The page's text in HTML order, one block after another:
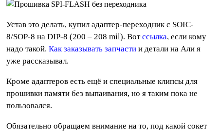
Устав это делать, купил адаптер-переходник с SOIC-
8/SOP-8 на DIP-8 (200 – 208 mil). Вотссылка, если кому
надо такой.Как заказывать запчасти и детали на Али я
уже рассказывал.
Кроме адаптеров есть ещё и специальные клипсы для
прошивки памяти без выпаивания, но я таким пока не
пользовался.
Обязательно обращаем внимание на то, под какой сокет